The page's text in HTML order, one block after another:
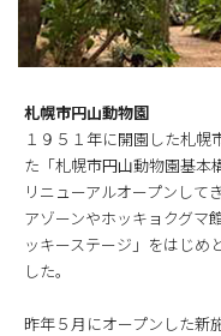
札幌市円山動物園
１９５１年に開園した札
た「札幌市円山動物園基本
リニューアルオープンして
アゾーンやホッキョクグマ
ッキーステージ」をはじめ
した。
昨年５月にオープンした新